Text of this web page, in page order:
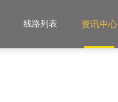
线路列表 资讯中心